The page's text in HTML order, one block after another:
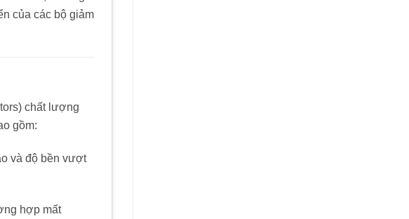
của các bộ giảm
chất lượng
gồm:
và độ bền vượt
hợp mất